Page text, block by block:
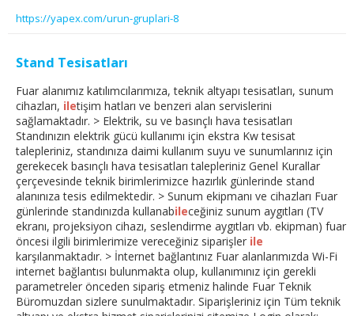
https://yapex.com/urun-gruplari-8
Stand Tesisatları
Fuar alanımız katılımcılarımıza, teknik altyapı tesisatları, sunum
cihazları, iletişim hatları ve benzeri alan servislerini
sağlamaktadır. > Elektrik, su ve basınçlı hava tesisatları
Standınızın elektrik gücü kullanımı için ekstra Kw tesisat
talepleriniz, standınıza daimi kullanım suyu ve sunumlarınız için
gerekecek basınçlı hava tesisatları talepleriniz Genel Kurallar
çerçevesinde teknik birimlerimizce hazırlık günlerinde stand
alanınıza tesis edilmektedir. > Sunum ekipmanı ve cihazları Fuar
günlerinde standınızda kullanabileceğiniz sunum aygıtları (TV
ekranı, projeksiyon cihazı, seslendirme aygıtları vb. ekipman) fuar
öncesi ilgili birimlerimize vereceğiniz siparişler ile
karşılanmaktadır. > İnternet bağlantınız Fuar alanlarımızda Wi-Fi
internet bağlantısı bulunmakta olup, kullanımınız için gerekli
parametreler önceden sipariş etmeniz halinde Fuar Teknik
Büromuzdan sizlere sunulmaktadır. Siparişleriniz için Tüm teknik